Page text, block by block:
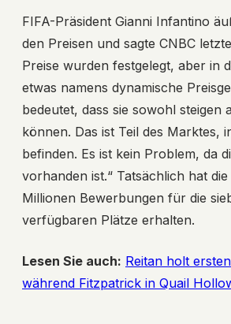
FIFA-Präsident Gianni Infantino
den Preisen und sagte CNBC
Preise wurden festgelegt, aber in
etwas namens dynamische
bedeutet, dass sie sowohl steigen
können. Das ist Teil des Marktes,
befinden. Es ist kein Problem, da
vorhanden ist.“ Tatsächlich hat
Millionen Bewerbungen für die
verfügbaren Plätze erhalten.
Lesen Sie auch: Reitan holt
während Fitzpatrick in Quail